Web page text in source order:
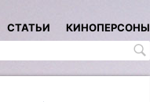
СТАТЬИ КИНОПЕРСОНЫ